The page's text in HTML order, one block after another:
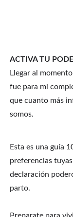
ACTIVA TU
Llegar al
fue para mi
que cuanto más
somos.
Esta es una guía
preferencias
declaración
parto.